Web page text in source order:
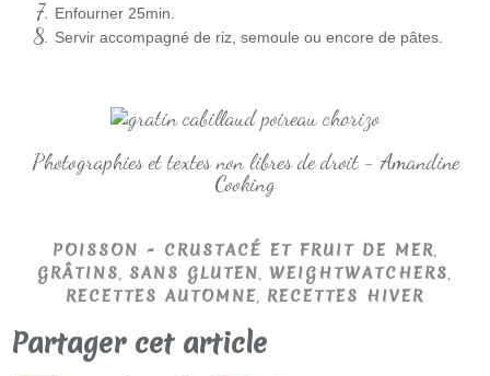
Enfourner 25min.
Servir accompagné de riz, semoule ou encore de pâtes.
Photographies et textes non libres de droit - Amandine
Cooking
POISSON - CRUSTACÉ ET FRUIT DE MER,
GRÂTINS, SANS GLUTEN, WEIGHTWATCHERS,
RECETTES AUTOMNE, RECETTES HIVER
Partager cet article